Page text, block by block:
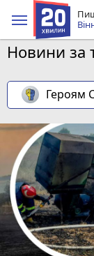
Новини за
Героям